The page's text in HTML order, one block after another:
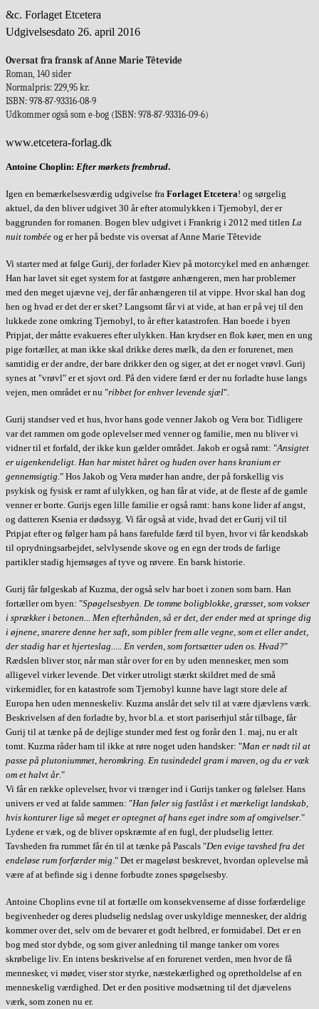
&c. Forlaget Etcetera
Udgivelsesdato 26. april 2016
Oversat fra fransk afAnne Marie Têtevide
Roman, 140 sider
Normalpris: 229,95 kr.
ISBN: 978-87-93316-08-9
Udkommer også som e-bog (ISBN: 978-87-93316-09-6)
www.etcetera-forlag.dk
Antoine Choplin: Efter mørkets frembrud.
Igen en bemærkelsesværdig udgivelse fra Forlaget Etcetera! og sørgelig
aktuel, da den bliver udgivet 30 år efter atomulykken i Tjernobyl, der er
baggrunden for romanen. Bogen blev udgivet i Frankrig i 2012 med titlen La
nuit tombée og er her på bedste vis oversat af Anne Marie Têtevide
Vi starter med at følge Gurij, der forlader Kiev på motorcykel med en anhænger.
Han har lavet sit eget system for at fastgøre anhængeren, men har problemer
med den meget ujævne vej, der får anhængeren til at vippe. Hvor skal han dog
hen og hvad er det der er sket? Langsomt får vi at vide, at han er på vej til den
lukkede zone omkring Tjernobyl, to år efter katastrofen. Han boede i byen
Pripjat, der måtte evakueres efter ulykken. Han krydser en flok køer, men en ung
pige fortæller, at man ikke skal drikke deres mælk, da den er forurenet, men
samtidig er der andre, der bare drikker den og siger, at det er noget vrøvl. Gurij
synes at "vrøvl" er et sjovt ord. På den videre færd er der nu forladte huse langs
vejen, men området er nu "ribbet for enhver levende sjæl".
Gurij standser ved et hus, hvor hans gode venner Jakob og Vera bor. Tidligere
var det rammen om gode oplevelser med venner og familie, men nu bliver vi
vidner til et forfald, der ikke kun gælder området. Jakob er også ramt: "Ansigtet
er uigenkendeligt. Han har mistet håret og huden over hans kranium er
gennemsigtig. " Hos Jakob og Vera møder han andre, der på forskellig vis
psykisk og fysisk er ramt af ulykken, og han får at vide, at de fleste af de gamle
venner er borte. Gurijs egen lille familie er også ramt: hans kone lider af angst,
og datteren Ksenia er dødssyg. Vi får også at vide, hvad det er Gurij vil til
Pripjat efter og følger ham på hans farefulde færd til byen, hvor vi får kendskab
til oprydningsarbejdet, selvlysende skove og en egn der trods de farlige
partikler stadig hjemsøges af tyve og røvere. En barsk historie.
Gurij får følgeskab af Kuzma, der også selv har boet i zonen som barn. Han
fortæller om byen: "Spøgelsesbyen. De tomme boligblokke, græsset, som vokser
i sprækker i betonen... Men efterhånden, så er det, der ender med at springe dig
i øjnene, snarere denne her saft, som pibler frem alle vegne, som et eller andet,
der stadig har et hjerteslag..... En verden, som fortsætter uden os. Hvad?"
Rædslen bliver stor, når man står over for en by uden mennesker, men som
alligevel virker levende. Det virker utroligt stærkt skildret med de små
virkemidler, for en katastrofe som Tjernobyl kunne have lagt store dele af
Europa hen uden menneskeliv. Kuzma anslår det selv til at være djævlens værk.
Beskrivelsen af den forladte by, hvor bl.a. et stort pariserhjul står tilbage, får
Gurij til at tænke på de dejlige stunder med fest og forår den 1. maj, nu er alt
tomt. Kuzma råder ham til ikke at røre noget uden handsker: "Man er nødt til at
passe på plutoniummet, heromkring. En tusindedel gram i maven, og du er væk
om et halvt år ."
Vi får en række oplevelser, hvor vi trænger ind i Gurijs tanker og følelser. Hans
univers er ved at falde sammen: "Han føler sig fastlåst i et mærkeligt landskab,
hvis konturer lige så meget er optegnet af hans eget indre som af omgivelser ."
Lydene er væk, og de bliver opskræmte af en fugl, der pludselig letter.
Tavsheden fra rummet får én til at tænke på Pascals "Den evige tavshed fra det
endeløse rum forfærder mig ." Det er mageløst beskrevet, hvordan oplevelse må
være af at befinde sig i denne forbudte zones spøgelsesby.
Antoine Choplins evne til at fortælle om konsekvenserne af disse forfærdelige
begivenheder og deres pludselig nedslag over uskyldige mennesker, der aldrig
kommer over det, selv om de bevarer et godt helbred, er formidabel. Det er en
bog med stor dybde, og som giver anledning til mange tanker om vores
skrøbelige liv. En intens beskrivelse af en forurenet verden, men hvor de få
mennesker, vi møder, viser stor styrke, næstekærlighed og opretholdelse af en
menneskelig værdighed. Det er den positive modsætning til det djævelens
værk, som zonen nu er.